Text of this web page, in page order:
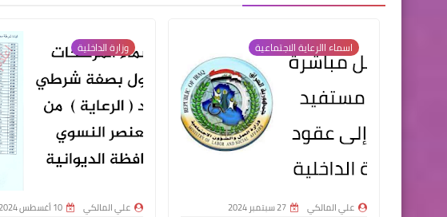
اسماء االرعاية الاجتماعية
علي المالكي 27 سبتمبر 2024
وزارة الداخلية
علي المالكي 10 أغسطس 2024